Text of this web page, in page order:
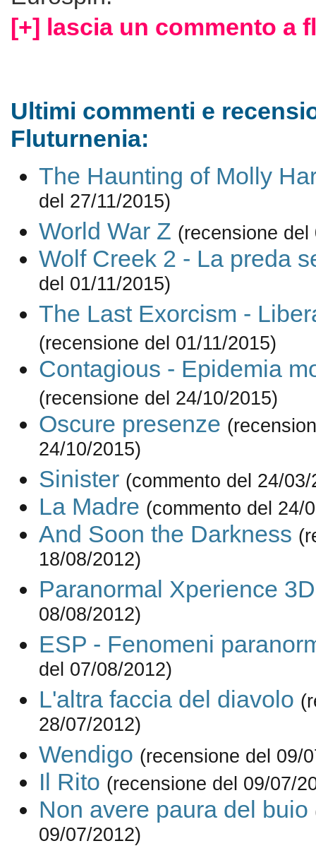
[+] lascia un commento a
Ultimi commenti e
Fluturnenia:
The Haunting of Molly
del 27/11/2015)
World War Z (recensione del
Wolf Creek 2 - La preda
del 01/11/2015)
The Last Exorcism -
(recensione del 01/11/2015)
Contagious - Epidemia
(recensione del 24/10/2015)
Oscure presenze
24/10/2015)
Sinister (commento del 24/03/
La Madre (commento del 24/
And Soon the Darkness
18/08/2012)
Paranormal Xperience 3D
08/08/2012)
ESP - Fenomeni
del 07/08/2012)
L'altra faccia del diavolo
28/07/2012)
Wendigo (recensione del 09/
Il Rito (recensione del 09/07/
Non avere paura del buio
09/07/2012)